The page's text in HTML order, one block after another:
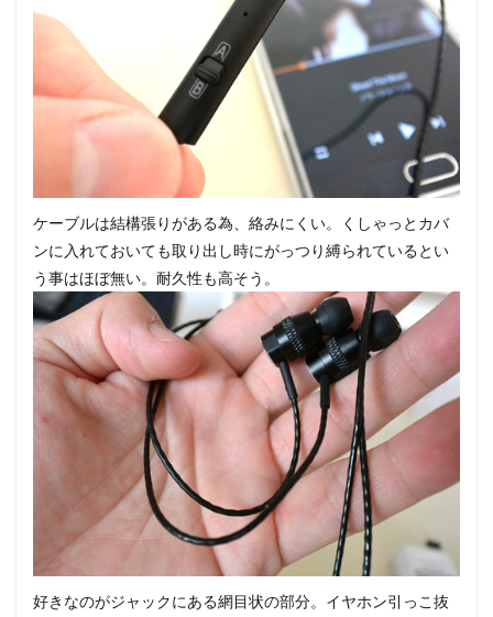
ケーブルは結構張りがある為、絡みにくい。くしゃっとカバ
ンに入れておいても取り出し時にがっつり縛られているとい
う事はほぼ無い。耐久性も高そう。
好きなのがジャックにある網目状の部分。イヤホン引っこ抜